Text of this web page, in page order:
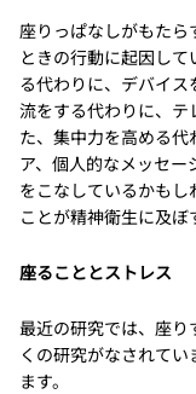
座りっぱなしがもたら
ときの行動に起因し
る代わりに、デバイ
流をする代わりに、テ
た、集中力を高める代
ア、個人的なメッセ
をこなしているかも
ことが精神衛生に及ぼ
座ることとストレス
最近の研究では、座り
くの研究がなされて
ます。